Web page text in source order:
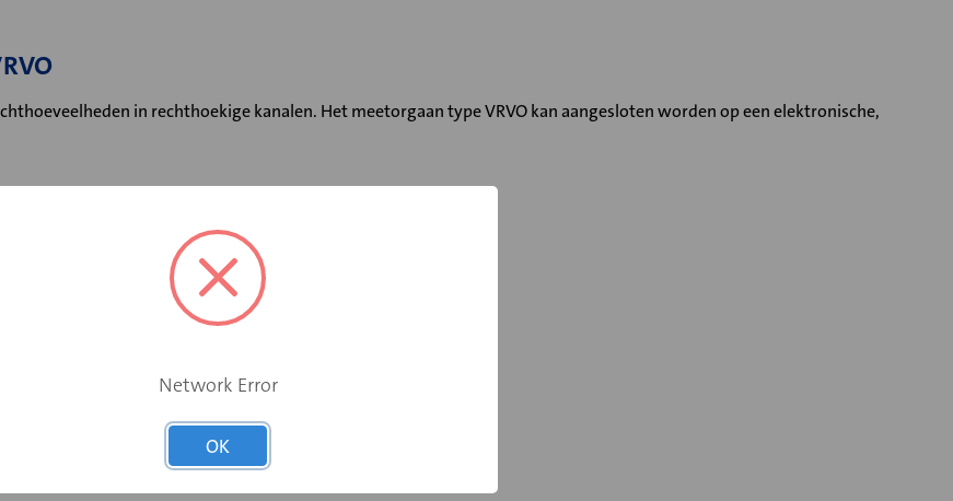
in rechthoekige kanalen. Het meetorgaan type VRVO kan aangesloten worden op een elektronische,
Network Error
OK